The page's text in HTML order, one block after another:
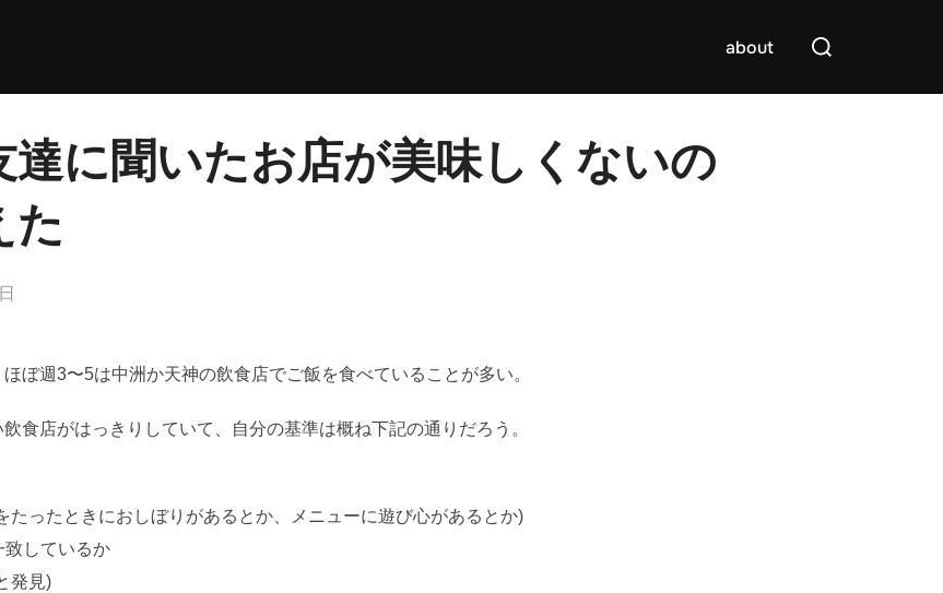
about
検
対
に聞いたお店が美味しくないの
た
ぼ週3〜5は中洲か天神の飲食店でご飯を食べていることが多い。
食店がはっきりしていて、自分の基準は概ね下記の通りだろう。
たったときにおしぼりがあるとか、メニューに遊び心があるとか)
致しているか
発見)